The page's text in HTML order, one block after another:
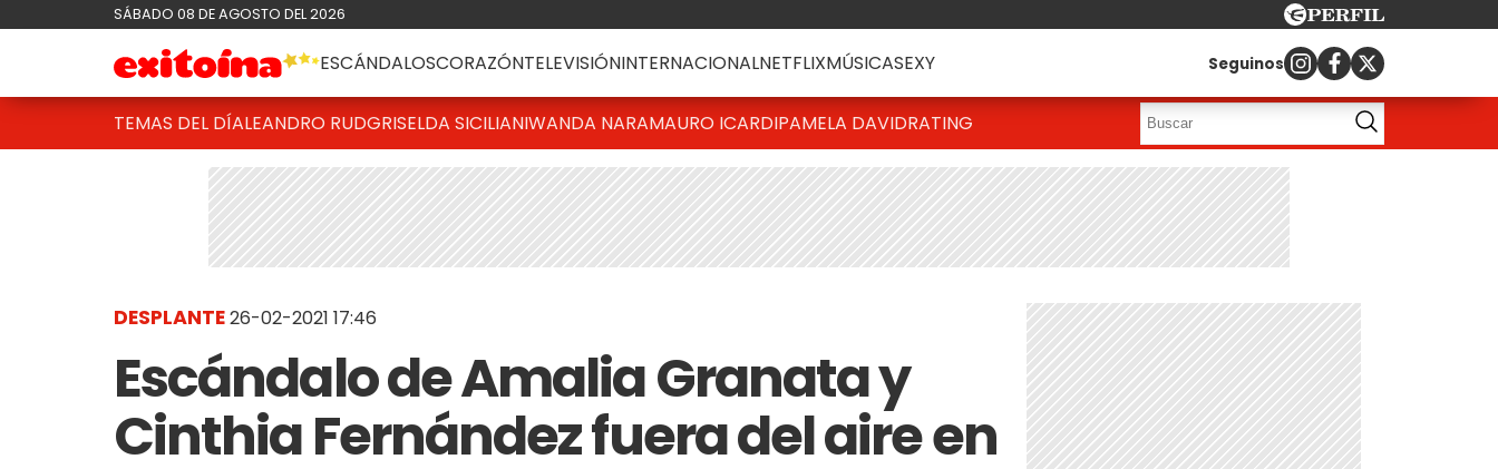
SÁBADO 08 DE AGOSTO DEL 2026
ESCÁNDALOSCORAZÓNTELEVISIÓNINTERNACIONALNETFLIXMÚSICASEXY Seguinos
TEMAS DEL DÍALEANDRO RUDGRISELDA SICILIANIWANDA NARAMAURO ICARDIPAMELA DAVIDRATING
DESPLANTE26-02-2021 17:46
Escándalo de Amalia Granata y
Cinthia Fernández fuera del aire en